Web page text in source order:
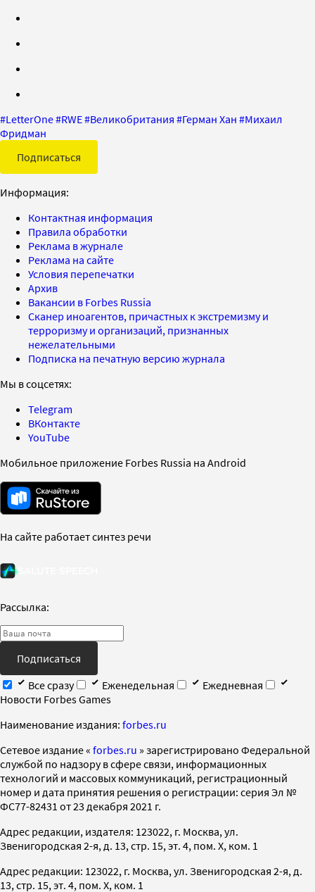
#LetterOne#RWE#Великобритания #Герман Хан #Михаил
Фридман
Подписаться
Информация:
Контактная информация
Правила обработки
Реклама в журнале
Реклама на сайте
Условия перепечатки
Архив
Вакансии в Forbes Russia
Сканер иноагентов, причастных к экстремизму и
терроризму и организаций, признанных
нежелательными
Подписка на печатную версию журнала
Мы в соцсетях:
Telegram
ВКонтакте
YouTube
Мобильное приложение Forbes Russia на Android
На сайте работает синтез речи
Рассылка:
Подписаться
Все сразу
Еженедельная
Ежедневная
Новости Forbes Games
Наименование издания: forbes.ru
Cетевое издание « forbes.ru » зарегистрировано Федеральной
службой по надзору в сфере связи, информационных
технологий и массовых коммуникаций, регистрационный
номер и дата принятия решения о регистрации: серия Эл №
ФС77-82431 от 23 декабря 2021 г.
Адрес редакции, издателя: 123022, г. Москва, ул.
Звенигородская 2-я, д. 13, стр. 15, эт. 4, пом. X, ком. 1
Адрес редакции: 123022, г. Москва, ул. Звенигородская 2-я, д.
13, стр. 15, эт. 4, пом. X, ком. 1